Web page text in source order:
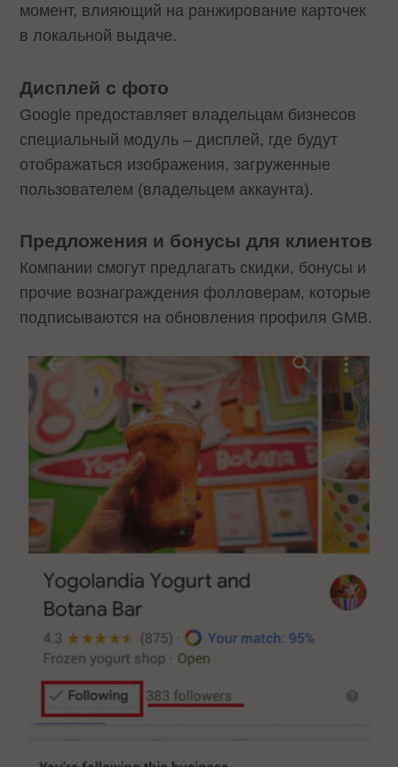
момент, влияющий на ранжирование карточек
в локальной выдаче.
Дисплей с фото
Google предоставляет владельцам бизнесов
специальный модуль – дисплей, где будут
отображаться изображения, загруженные
пользователем (владельцем аккаунта).
Предложения и бонусы для клиентов
Компании смогут предлагать скидки, бонусы и
прочие вознаграждения фолловерам, которые
подписываются на обновления профиля GMB.